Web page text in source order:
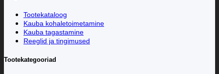
Tootekataloog
Kauba kohaletoimetamine
Kauba tagastamine
Reeglid ja tingimused
Tootekategooriad